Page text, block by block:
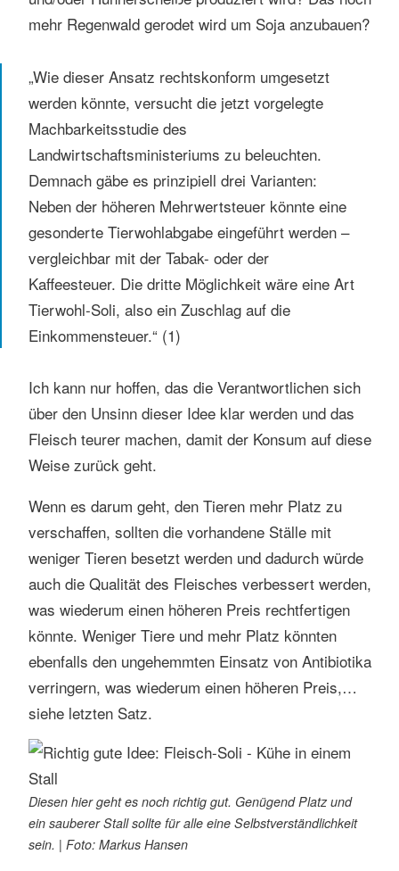
mehr Regenwald gerodet wird um Soja anzubauen?
„Wie dieser Ansatz rechtskonform umgesetzt
werden könnte, versucht die jetzt vorgelegte
Machbarkeitsstudie des
Landwirtschaftsministeriums zu beleuchten.
Demnach gäbe es prinzipiell drei Varianten:
Neben der höheren Mehrwertsteuer könnte eine
gesonderte Tierwohlabgabe eingeführt werden –
vergleichbar mit der Tabak- oder der
Kaffeesteuer. Die dritte Möglichkeit wäre eine Art
Tierwohl-Soli, also ein Zuschlag auf die
Einkommensteuer.“ (1)
Ich kann nur hoffen, das die Verantwortlichen sich
über den Unsinn dieser Idee klar werden und das
Fleisch teurer machen, damit der Konsum auf diese
Weise zurück geht.
Wenn es darum geht, den Tieren mehr Platz zu
verschaffen, sollten die vorhandene Ställe mit
weniger Tieren besetzt werden und dadurch würde
auch die Qualität des Fleisches verbessert werden,
was wiederum einen höheren Preis rechtfertigen
könnte. Weniger Tiere und mehr Platz könnten
ebenfalls den ungehemmten Einsatz von Antibiotika
verringern, was wiederum einen höheren Preis,…
siehe letzten Satz.
Diesen hier geht es noch richtig gut. Genügend Platz und
ein sauberer Stall sollte für alle eine Selbstverständlichkeit
sein. | Foto: Markus Hansen